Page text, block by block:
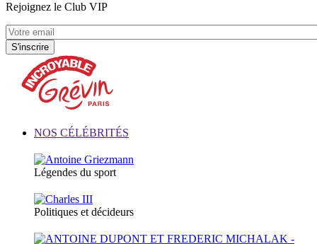
Rejoignez le Club VIP
NOS CÉLÉBRITÉS
Légendes du sport
Politiques et décideurs